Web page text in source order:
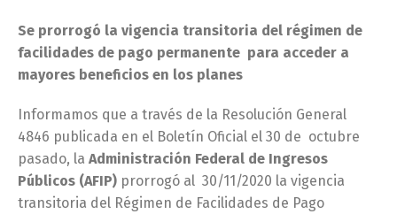
Se prorrogó la vigencia transitoria del régimen de
facilidades de pago permanente para acceder a
mayores beneficios en los planes
Informamos que a través de la Resolución General
4846 publicada en el Boletín Oficial el 30 de octubre
pasado, la Administración Federal de Ingresos
Públicos (AFIP) prorrogó al 30/11/2020 la vigencia
transitoria del Régimen de Facilidades de Pago